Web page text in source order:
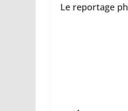
Le reportage